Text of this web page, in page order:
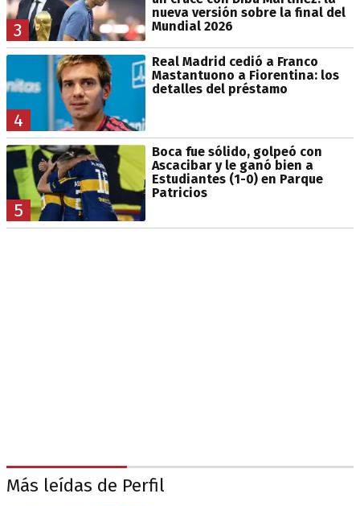
3
nueva versión sobre la final del
Mundial 2026
4
Real Madrid cedió a Franco
Mastantuono a Fiorentina: los
detalles del préstamo
5
Boca fue sólido, golpeó con
Ascacibar y le ganó bien a
Estudiantes (1-0) en Parque
Patricios
Más leídas de Perfil